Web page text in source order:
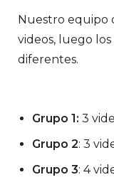
Nuestro equipo
videos, luego
diferentes.
Grupo 1: 3
Grupo 2: 3
Grupo 3: 4